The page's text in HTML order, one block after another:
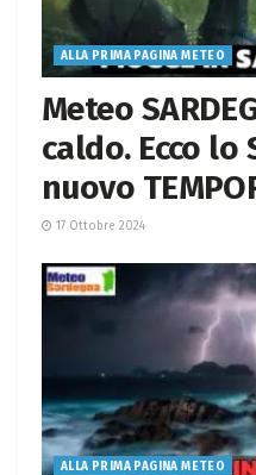
ALLA PRIMA PAGINA METEO
Meteo
caldo. Ecco lo
nuovo
17 Ottobre 2024
ALLA PRIMA PAGINA METEO